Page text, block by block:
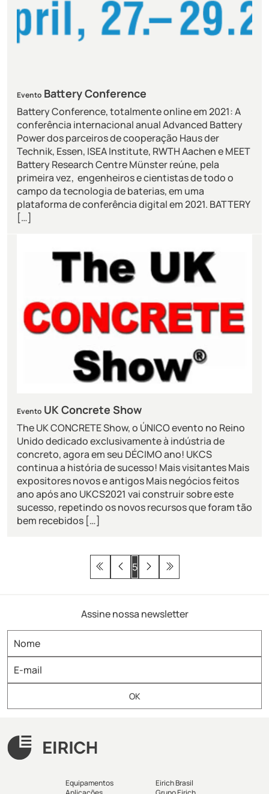
Evento Battery Conference
Battery Conference, totalmente online em 2021: A
conferência internacional anual Advanced Battery
Power dos parceiros de cooperação Haus der
Technik, Essen, ISEA Institute, RWTH Aachen e MEET
Battery Research Centre Münster reúne, pela
primeira vez, engenheiros e cientistas de todo o
campo da tecnologia de baterias, em uma
plataforma de conferência digital em 2021. BATTERY
[…]
Evento UK Concrete Show
The UK CONCRETE Show, o ÚNICO evento no Reino
Unido dedicado exclusivamente à indústria de
concreto, agora em seu DÉCIMO ano! UKCS
continua a história de sucesso! Mais visitantes Mais
expositores novos e antigos Mais negócios feitos
ano após ano UKCS2021 vai construir sobre este
sucesso, repetindo os novos recursos que foram tão
bem recebidos […]
5
Assine nossa newsletter
Equipamentos
Eirich Brasil